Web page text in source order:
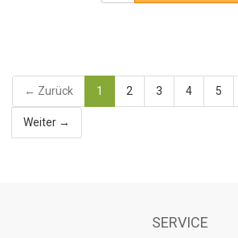
← Zurück 1 2 3 4 5
Weiter →
SERVICE